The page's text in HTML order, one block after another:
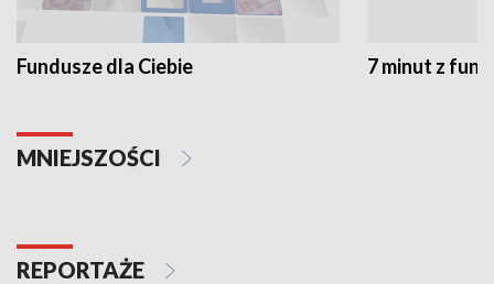
Fundusze dla Ciebie 7 minut z
MNIEJSZOŚCI
REPORTAŻE